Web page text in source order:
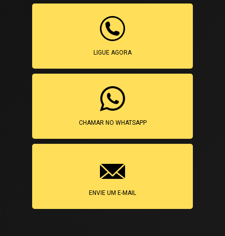
LIGUE AGORA
CHAMAR NO WHATSAPP
ENVIE UM E-MAIL